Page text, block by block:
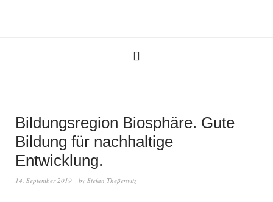
Bildungsregion Biosphäre. Gute
Bildung für nachhaltige
Entwicklung.
14. September 2019 by Stefan Theßenvitz